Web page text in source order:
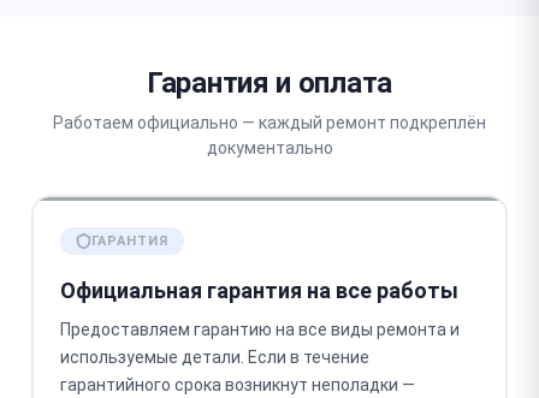
Гарантия и оплата
Работаем официально — каждый ремонт подкреплён
документально
ГАРАНТИЯ
Официальная гарантия на все работы
Предоставляем гарантию на все виды ремонта и
используемые детали. Если в течение
гарантийного срока возникнут неполадки —